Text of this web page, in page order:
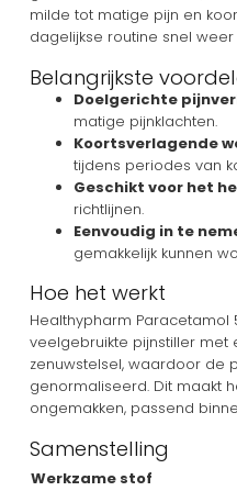
milde tot matige pijn en
dagelijkse routine snel weer
Belangrijkste
Doelgerichte
matige pijnklachten.
Koortsverlagende
tijdens periodes van
Geschikt voor het
richtlijnen.
Eenvoudig in te
gemakkelijk kunnen
Hoe het werkt
Healthypharm
veelgebruikte pijnstiller met
zenuwstelsel, waardoor de
genormaliseerd. Dit maakt
ongemakken, passend
Samenstelling
Werkzame stof